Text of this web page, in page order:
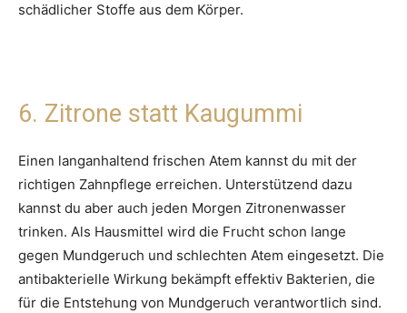
schädlicher Stoffe aus dem Körper.
6. Zitrone statt Kaugummi
Einen langanhaltend frischen Atem kannst du mit der
richtigen Zahnpflege erreichen. Unterstützend dazu
kannst du aber auch jeden Morgen Zitronenwasser
trinken. Als Hausmittel wird die Frucht schon lange
gegen Mundgeruch und schlechten Atem eingesetzt. Die
antibakterielle Wirkung bekämpft effektiv Bakterien, die
für die Entstehung von Mundgeruch verantwortlich sind.